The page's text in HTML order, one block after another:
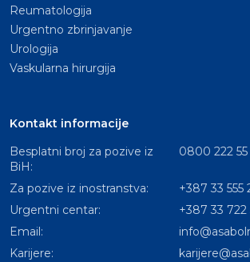
Reumatologija
Urgentno zbrinjavanje
Urologija
Vaskularna hirurgija
Kontakt informacije
Besplatni broj za pozive iz
BiH:
0800 222 55
Za pozive iz inostranstva:
+387 33 555
Urgentni centar:
+387 33 722
Email:
Karijere: